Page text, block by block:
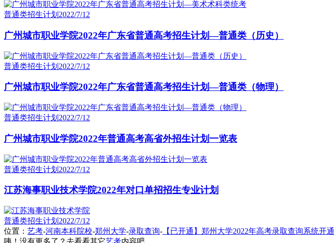
普通类招生计划 2022/7/12
广州城市职业学院2022年广东省普通高考招生计划—普通类（历史）
普通类招生计划 2022/7/12
广州城市职业学院2022年广东省普通高考招生计划—普通类（物理）
普通类招生计划 2022/7/12
广州城市职业学院2022年普通高考高省外招生计划一览表
普通类招生计划 2022/7/12
江苏海事职业技术学院2022年对口单招招生专业计划
普通类招生计划 2022/7/12
位置： 艺考-河南本科院校-郑州大学-录取查询- 【已开通】郑州大学2022年高考录取查询系统开通
咦！没有更多了？去看看其它艺考内容吧